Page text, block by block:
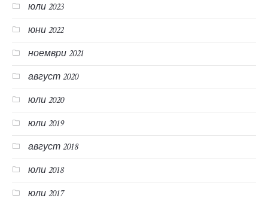
юли 2023
юни 2022
ноември 2021
август 2020
юли 2020
юли 2019
август 2018
юли 2018
юли 2017